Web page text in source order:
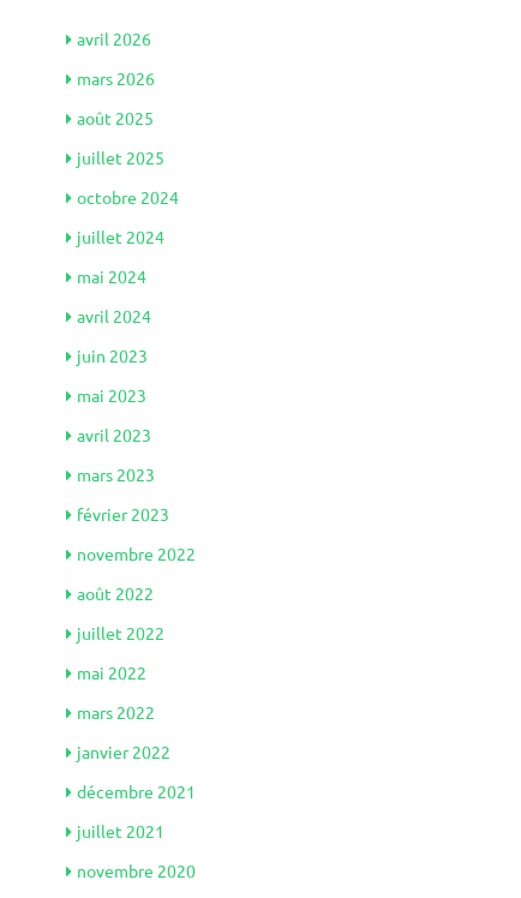
avril 2026
mars 2026
août 2025
juillet 2025
octobre 2024
juillet 2024
mai 2024
avril 2024
juin 2023
mai 2023
avril 2023
mars 2023
février 2023
novembre 2022
août 2022
juillet 2022
mai 2022
mars 2022
janvier 2022
décembre 2021
juillet 2021
novembre 2020